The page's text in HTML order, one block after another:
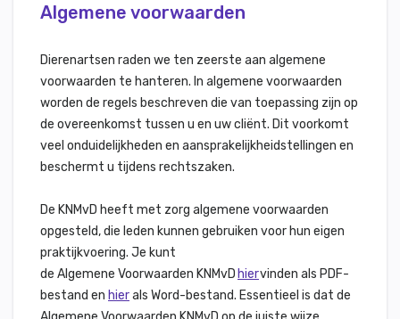
Algemene voorwaarden
Dierenartsen raden we ten zeerste aan algemene
voorwaarden te hanteren. In algemene voorwaarden
worden de regels beschreven die van toepassing zijn op
de overeenkomst tussen u en uw cliënt. Dit voorkomt
veel onduidelijkheden en aansprakelijkheidstellingen en
beschermt u tijdens rechtszaken.
De KNMvD heeft met zorg algemene voorwaarden
opgesteld, die leden kunnen gebruiken voor hun eigen
praktijkvoering. Je kunt
de Algemene Voorwaarden KNMvD hiervinden als PDF-
bestand en hierals Word-bestand. Essentieel is dat de